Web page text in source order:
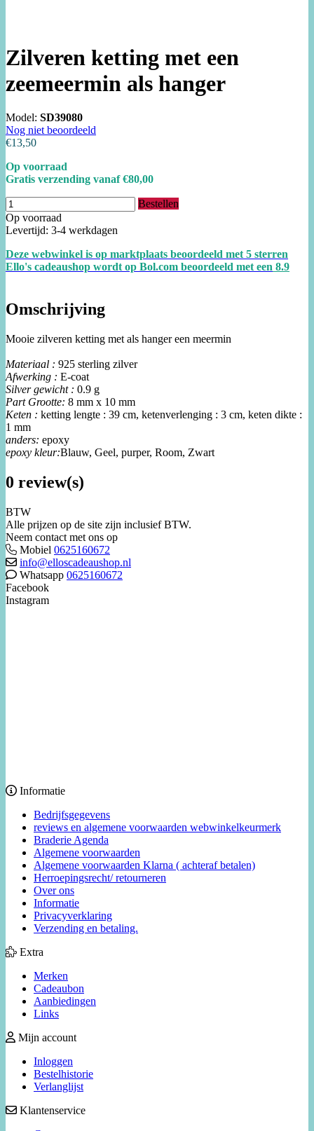
Zilveren ketting met een
zeemeermin als hanger
Model: SD39080
Nog niet beoordeeld
€13,50
Op voorraad
Gratis verzending vanaf €80,00
Bestellen
Op voorraad
Levertijd: 3-4 werkdagen
Deze webwinkel is op marktplaats beoordeeld met 5 sterren
Ello's cadeaushop wordt op Bol.com beoordeeld met een 8.9
Omschrijving
Mooie zilveren ketting met als hanger een meermin
Materiaal : 925 sterling zilver
Afwerking : E-coat
Silver gewicht : 0.9 g
Part Grootte: 8 mm x 10 mm
Keten : ketting lengte : 39 cm, ketenverlenging : 3 cm, keten dikte :
1 mm
anders: epoxy
epoxy kleur:Blauw, Geel, purper, Room, Zwart
0 review(s)
BTW
Alle prijzen op de site zijn inclusief BTW.
Neem contact met ons op
Mobiel 0625160672
info@elloscadeaushop.nl
Whatsapp 0625160672
Facebook
Instagram
Informatie
Bedrijfsgegevens
reviews en algemene voorwaarden webwinkelkeurmerk
Braderie Agenda
Algemene voorwaarden
Algemene voorwaarden Klarna ( achteraf betalen)
Herroepingsrecht/ retourneren
Over ons
Informatie
Privacyverklaring
Verzending en betaling.
Extra
Merken
Cadeaubon
Aanbiedingen
Links
Mijn account
Inloggen
Bestelhistorie
Verlanglijst
Klantenservice